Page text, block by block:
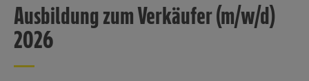
Ausbildung zum Verkäufer (m/w/d)
2026